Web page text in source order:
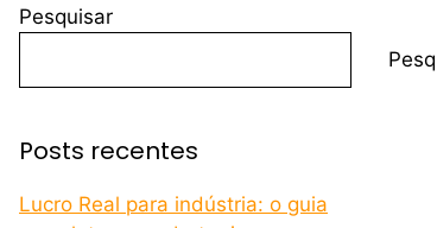
Pesquisar
Posts recentes
Lucro Real para indústria: o guia